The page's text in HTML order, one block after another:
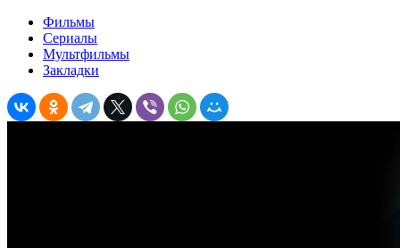
Фильмы
Сериалы
Мультфильмы
Закладки